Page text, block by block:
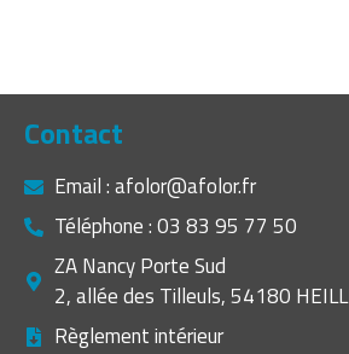
Contact
Email : afolor@afolor.fr
Téléphone : 03 83 95 77 50
ZA Nancy Porte Sud
2, allée des Tilleuls, 54180
Règlement intérieur